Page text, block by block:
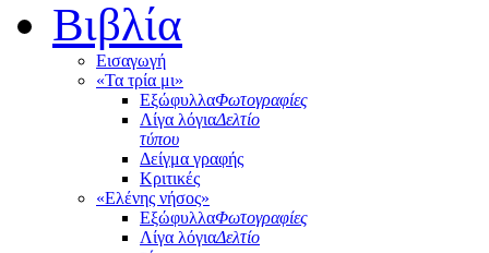
Βιβλία
Εισαγωγή
«Τα τρία μι»
ΕξώφυλλαΦωτογραφίες
Λίγα λόγιαΔελτίο
τύπου
Δείγμα γραφής
Κριτικές
«Ελένης νήσος»
ΕξώφυλλαΦωτογραφίες
Λίγα λόγιαΔελτίο